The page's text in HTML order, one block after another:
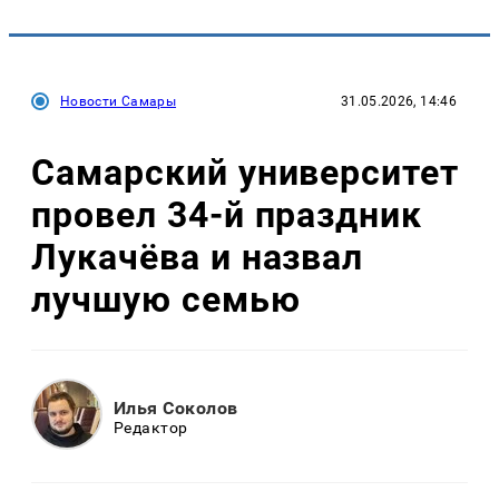
Новости Самары 31.05.2026, 14:46
Самарский университет
провел 34-й праздник
Лукачёва и назвал
лучшую семью
Илья Соколов
Редактор